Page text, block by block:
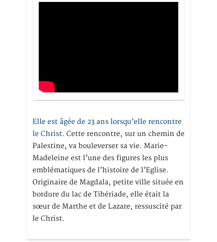
Elle est âgée de 23 ans lorsqu’elle rencontre
le Christ. Cette rencontre, sur un chemin de
Palestine, va bouleverser sa vie. Marie-
Madeleine est l’une des figures les plus
emblématiques de l’histoire de l’Eglise.
Originaire de Magdala, petite ville située en
bordure du lac de Tibériade, elle était la
sœur de Marthe et de Lazare, ressuscité par
le Christ.